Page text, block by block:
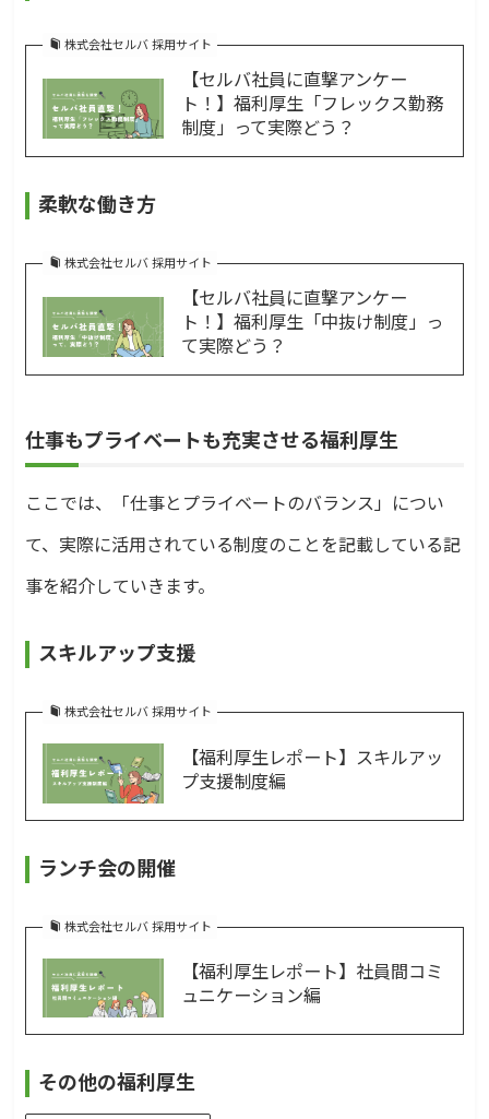
株式会社セルバ 採用サイト
【セルバ社員に直撃アンケー
ト！】福利厚生「フレックス勤務
制度」って実際どう？
柔軟な働き方
株式会社セルバ 採用サイト
【セルバ社員に直撃アンケー
ト！】福利厚生「中抜け制度」っ
て実際どう？
仕事もプライベートも充実させる福利厚生
ここでは、「仕事とプライベートのバランス」につい
て、実際に活用されている制度のことを記載している記
事を紹介していきます。
スキルアップ支援
株式会社セルバ 採用サイト
【福利厚生レポート】スキルアッ
プ支援制度編
ランチ会の開催
株式会社セルバ 採用サイト
【福利厚生レポート】社員間コミ
ュニケーション編
その他の福利厚生